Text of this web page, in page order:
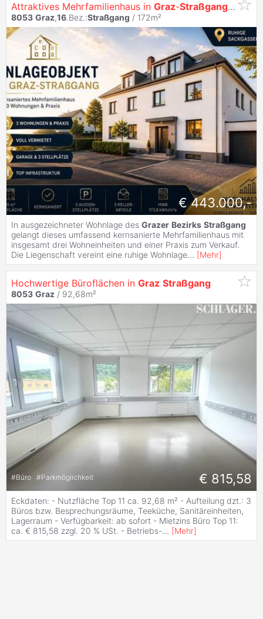
Attraktives Mehrfamilienhaus in Graz-Straßgang| 4
8053 Graz,16.Bez.:Straßgang / 172m²
€ 443.000,-
In ausgezeichneter Wohnlage des Grazer Bezirks Straßgang
gelangt dieses umfassend kernsanierte Mehrfamilienhaus mit
insgesamt drei Wohneinheiten und einer Praxis zum Verkauf.
Die Liegenschaft vereint eine ruhige Wohnlage... [Mehr]
Hochwertige Büroflächen in Graz Straßgang
8053 Graz / 92,68m²
#Büro #Parkmöglichkeit € 815,58
Eckdaten: - Nutzfläche Top 11 ca. 92,68 m² - Aufteilung dzt.: 3
Büros bzw. Besprechungsräume, Teeküche, Sanitäreinheiten,
Lagerraum - Verfügbarkeit: ab sofort - Mietzins Büro Top 11:
ca. € 815,58 zzgl. 20 % USt. - Betriebs-... [Mehr]